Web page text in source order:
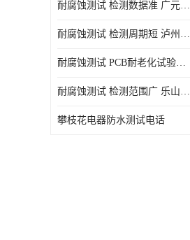
耐腐蚀测试 检测数据准 广元家电腐蚀试验
耐腐蚀测试 检测周期短 泸州仪器仪表盐雾试验
耐腐蚀测试 PCB耐老化试验供应 就近安排检测
耐腐蚀测试 检测范围广 乐山腐蚀试验供应
攀枝花电器防水测试电话